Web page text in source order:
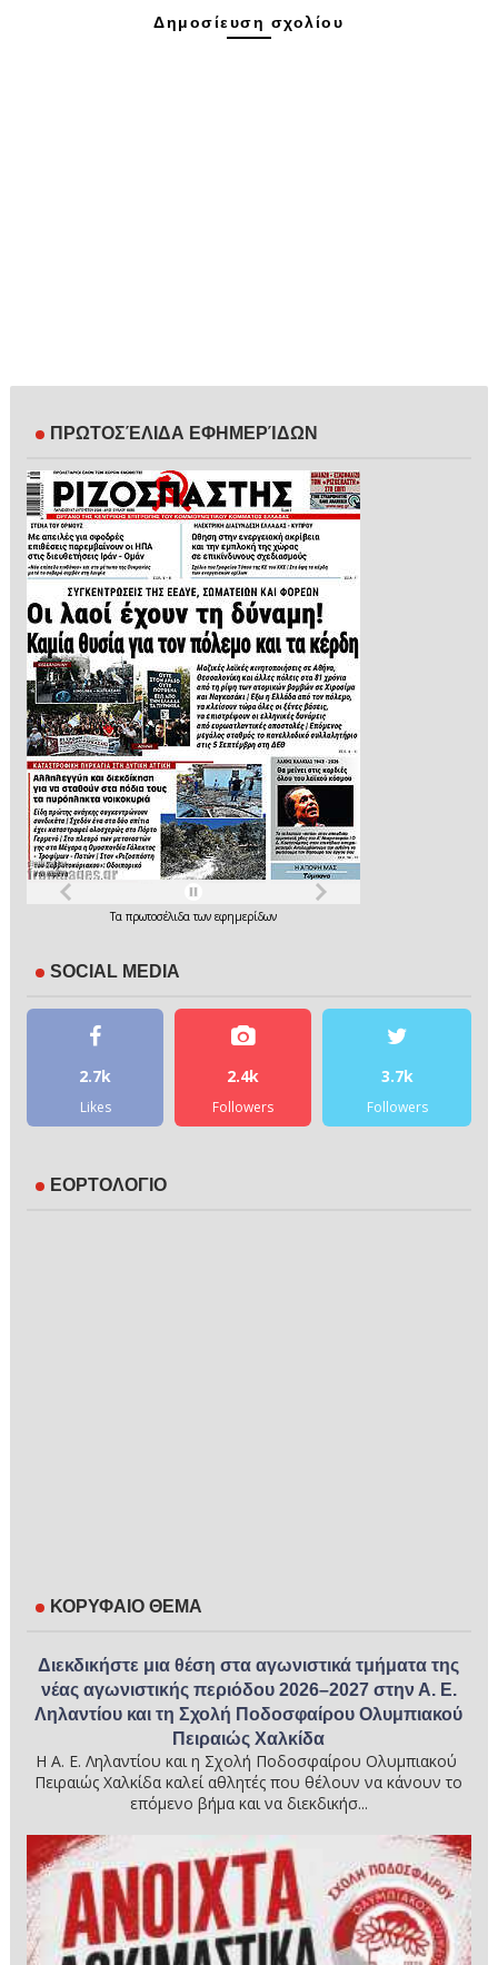
Δημοσίευση σχολίου
ΠΡΩΤΟΣΈΛΙΔΑ ΕΦΗΜΕΡΊΔΩΝ
Τα πρωτοσέλιδατων εφημερίδων
SOCIAL MEDIA
2.7k
Likes
2.4k
Followers
3.7k
Followers
ΕΟΡΤΟΛΟΓΙΟ
ΚΟΡΥΦΑΙΟ ΘΕΜΑ
Διεκδικήστε μια θέση στα αγωνιστικά τμήματα της
νέας αγωνιστικής περιόδου 2026–2027 στην Α. Ε.
Ληλαντίου και τη Σχολή Ποδοσφαίρου Ολυμπιακού
Πειραιώς Χαλκίδα
Η Α. Ε. Ληλαντίου και η Σχολή Ποδοσφαίρου Ολυμπιακού
Πειραιώς Χαλκίδα καλεί αθλητές που θέλουν να κάνουν το
επόμενο βήμα και να διεκδικήσ...